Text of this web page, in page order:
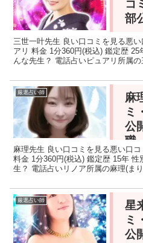
コ
部
三世一叶先生 良い口コミを見る悪
アリ 料金 1分360円(税込) 鑑定歴
んな先生？ 電話占いピュアリ所属
厳選占い師
麻
ミ
公
職
麻理先生 良い口コミを見る悪い口
料金 1分360円(税込) 鑑定歴 15年
生？ 電話占いリノア所属の麻理(ま
厳選占い師
星
ミ
公